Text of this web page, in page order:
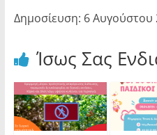
Δημοσίευση: 6 Αυγούστου
Ίσως Σας